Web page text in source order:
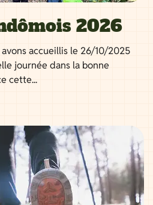
2026
accueillis le 26/10/2025
journée dans la bonne
cette...